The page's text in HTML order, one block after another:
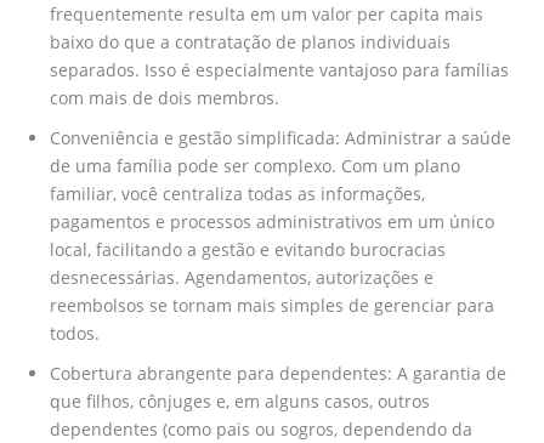
frequentemente resulta em um valor per capita mais
baixo do que a contratação de planos individuais
separados. Isso é especialmente vantajoso para famílias
com mais de dois membros.
Conveniência e gestão simplificada: Administrar a saúde
de uma família pode ser complexo. Com um plano
familiar, você centraliza todas as informações,
pagamentos e processos administrativos em um único
local, facilitando a gestão e evitando burocracias
desnecessárias. Agendamentos, autorizações e
reembolsos se tornam mais simples de gerenciar para
todos.
Cobertura abrangente para dependentes: A garantia de
que filhos, cônjuges e, em alguns casos, outros
dependentes (como pais ou sogros, dependendo da